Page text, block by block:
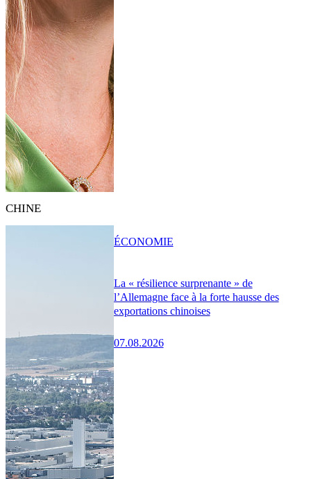
CHINE
La « résilience surprenante » de
l’Allemagne face à la forte hausse des
exportations chinoises
07.08.2026
ÉCONOMIE